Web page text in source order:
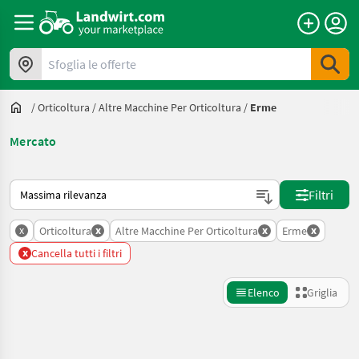
Sfoglia le offerte
/Orticoltura /Altre Macchine Per Orticoltura / Erme
Mercato
Ecco come viene ordinato su Landwirt.com
Filtri
x Orticoltura x Altre Macchine Per Orticoltura x Erme x
x Cancella tutti i filtri
Elenco Griglia